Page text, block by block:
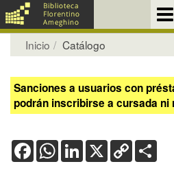
Inicio Catálogo
Sanciones a usuarios con
podrán inscribirse a cursada
FacebookWhatsApp
LinkedIn
X Copy
Link